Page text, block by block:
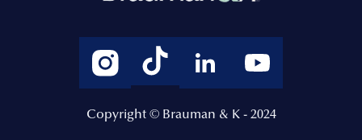
Copyright © Brauman & K - 2024